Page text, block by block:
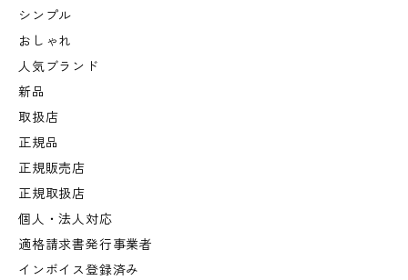
シンプル
おしゃれ
人気ブランド
新品
取扱店
正規品
正規販売店
正規取扱店
個人・法人対応
適格請求書発行事業者
インボイス登録済み